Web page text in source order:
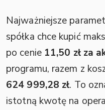
Najważniejsze
spółka chce kupić
po cenie 11,50 zł za
programu, razem z
624 999,28 zł. To
istotną kwotę na